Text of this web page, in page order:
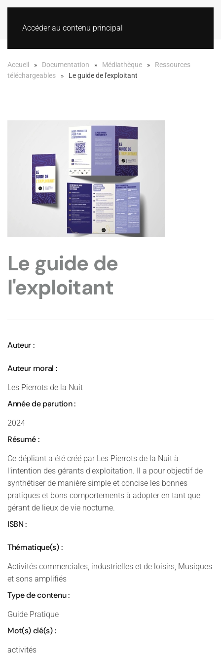
Accéder au contenu principal
Accueil Documentation Médiathèque
Ressources
téléchargeables
Le guide de l'exploitant
Le guide de
l'exploitant
Auteur :
Auteur moral :
Les Pierrots de la Nuit
Année de parution :
2024
Résumé :
Ce dépliant a été créé par Les Pierrots de la Nuit à
l'intention des gérants d'exploitation. Il a pour objectif de
synthétiser de manière simple et concise les bonnes
pratiques et bons comportements à adopter en tant que
gérant de lieux de vie nocturne.
ISBN :
Thématique(s) :
Activités commerciales, industrielles et de loisirs, Musiques
et sons amplifiés
Type de contenu :
Guide Pratique
Mot(s) clé(s) :
activités